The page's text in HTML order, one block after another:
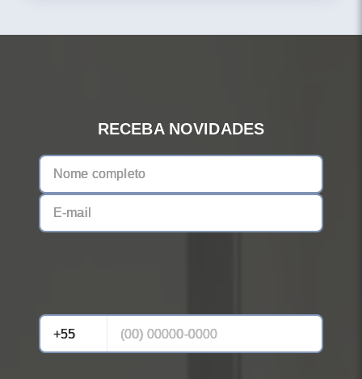
RECEBA NOVIDADES